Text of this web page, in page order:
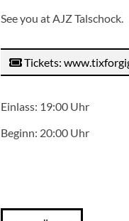
See you at AJZ Talschock.
Tickets:
Einlass: 19:00 Uhr
Beginn: 20:00 Uhr